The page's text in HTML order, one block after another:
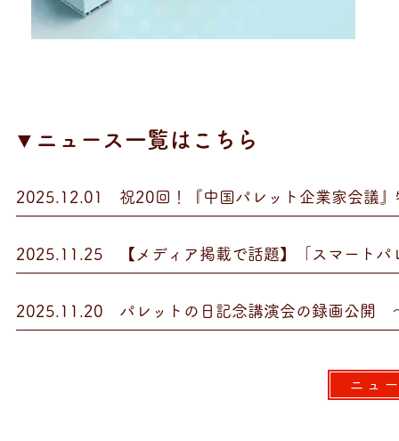
​▼ニュース一覧はこちら
2025.12.01 祝20回！『中国パレット企業家会議』
2025.11.20 パレットの日記念講演会の録画公開
ニュ